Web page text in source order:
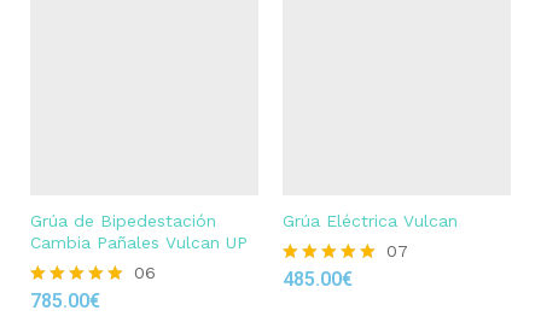
Grúa de Bipedestación
Cambia Pañales Vulcan UP
Rated
06
785.00€
Grúa Eléctrica Vulcan
Rated
07
485.00€